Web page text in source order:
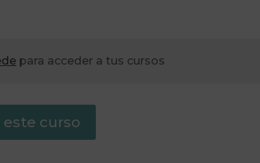
para acceder a tus cursos
este curso